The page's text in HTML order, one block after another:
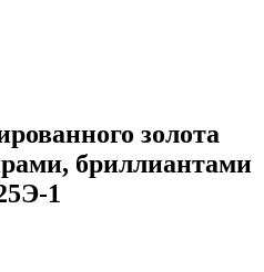
золота
бриллиантами
1